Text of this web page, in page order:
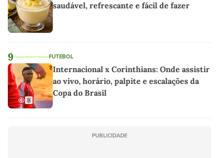
saudável, refrescante e fácil de fazer
9 FUTEBOL
Internacional x Corinthians: Onde assistir
ao vivo, horário, palpite e escalações da
Copa do Brasil
PUBLICIDADE